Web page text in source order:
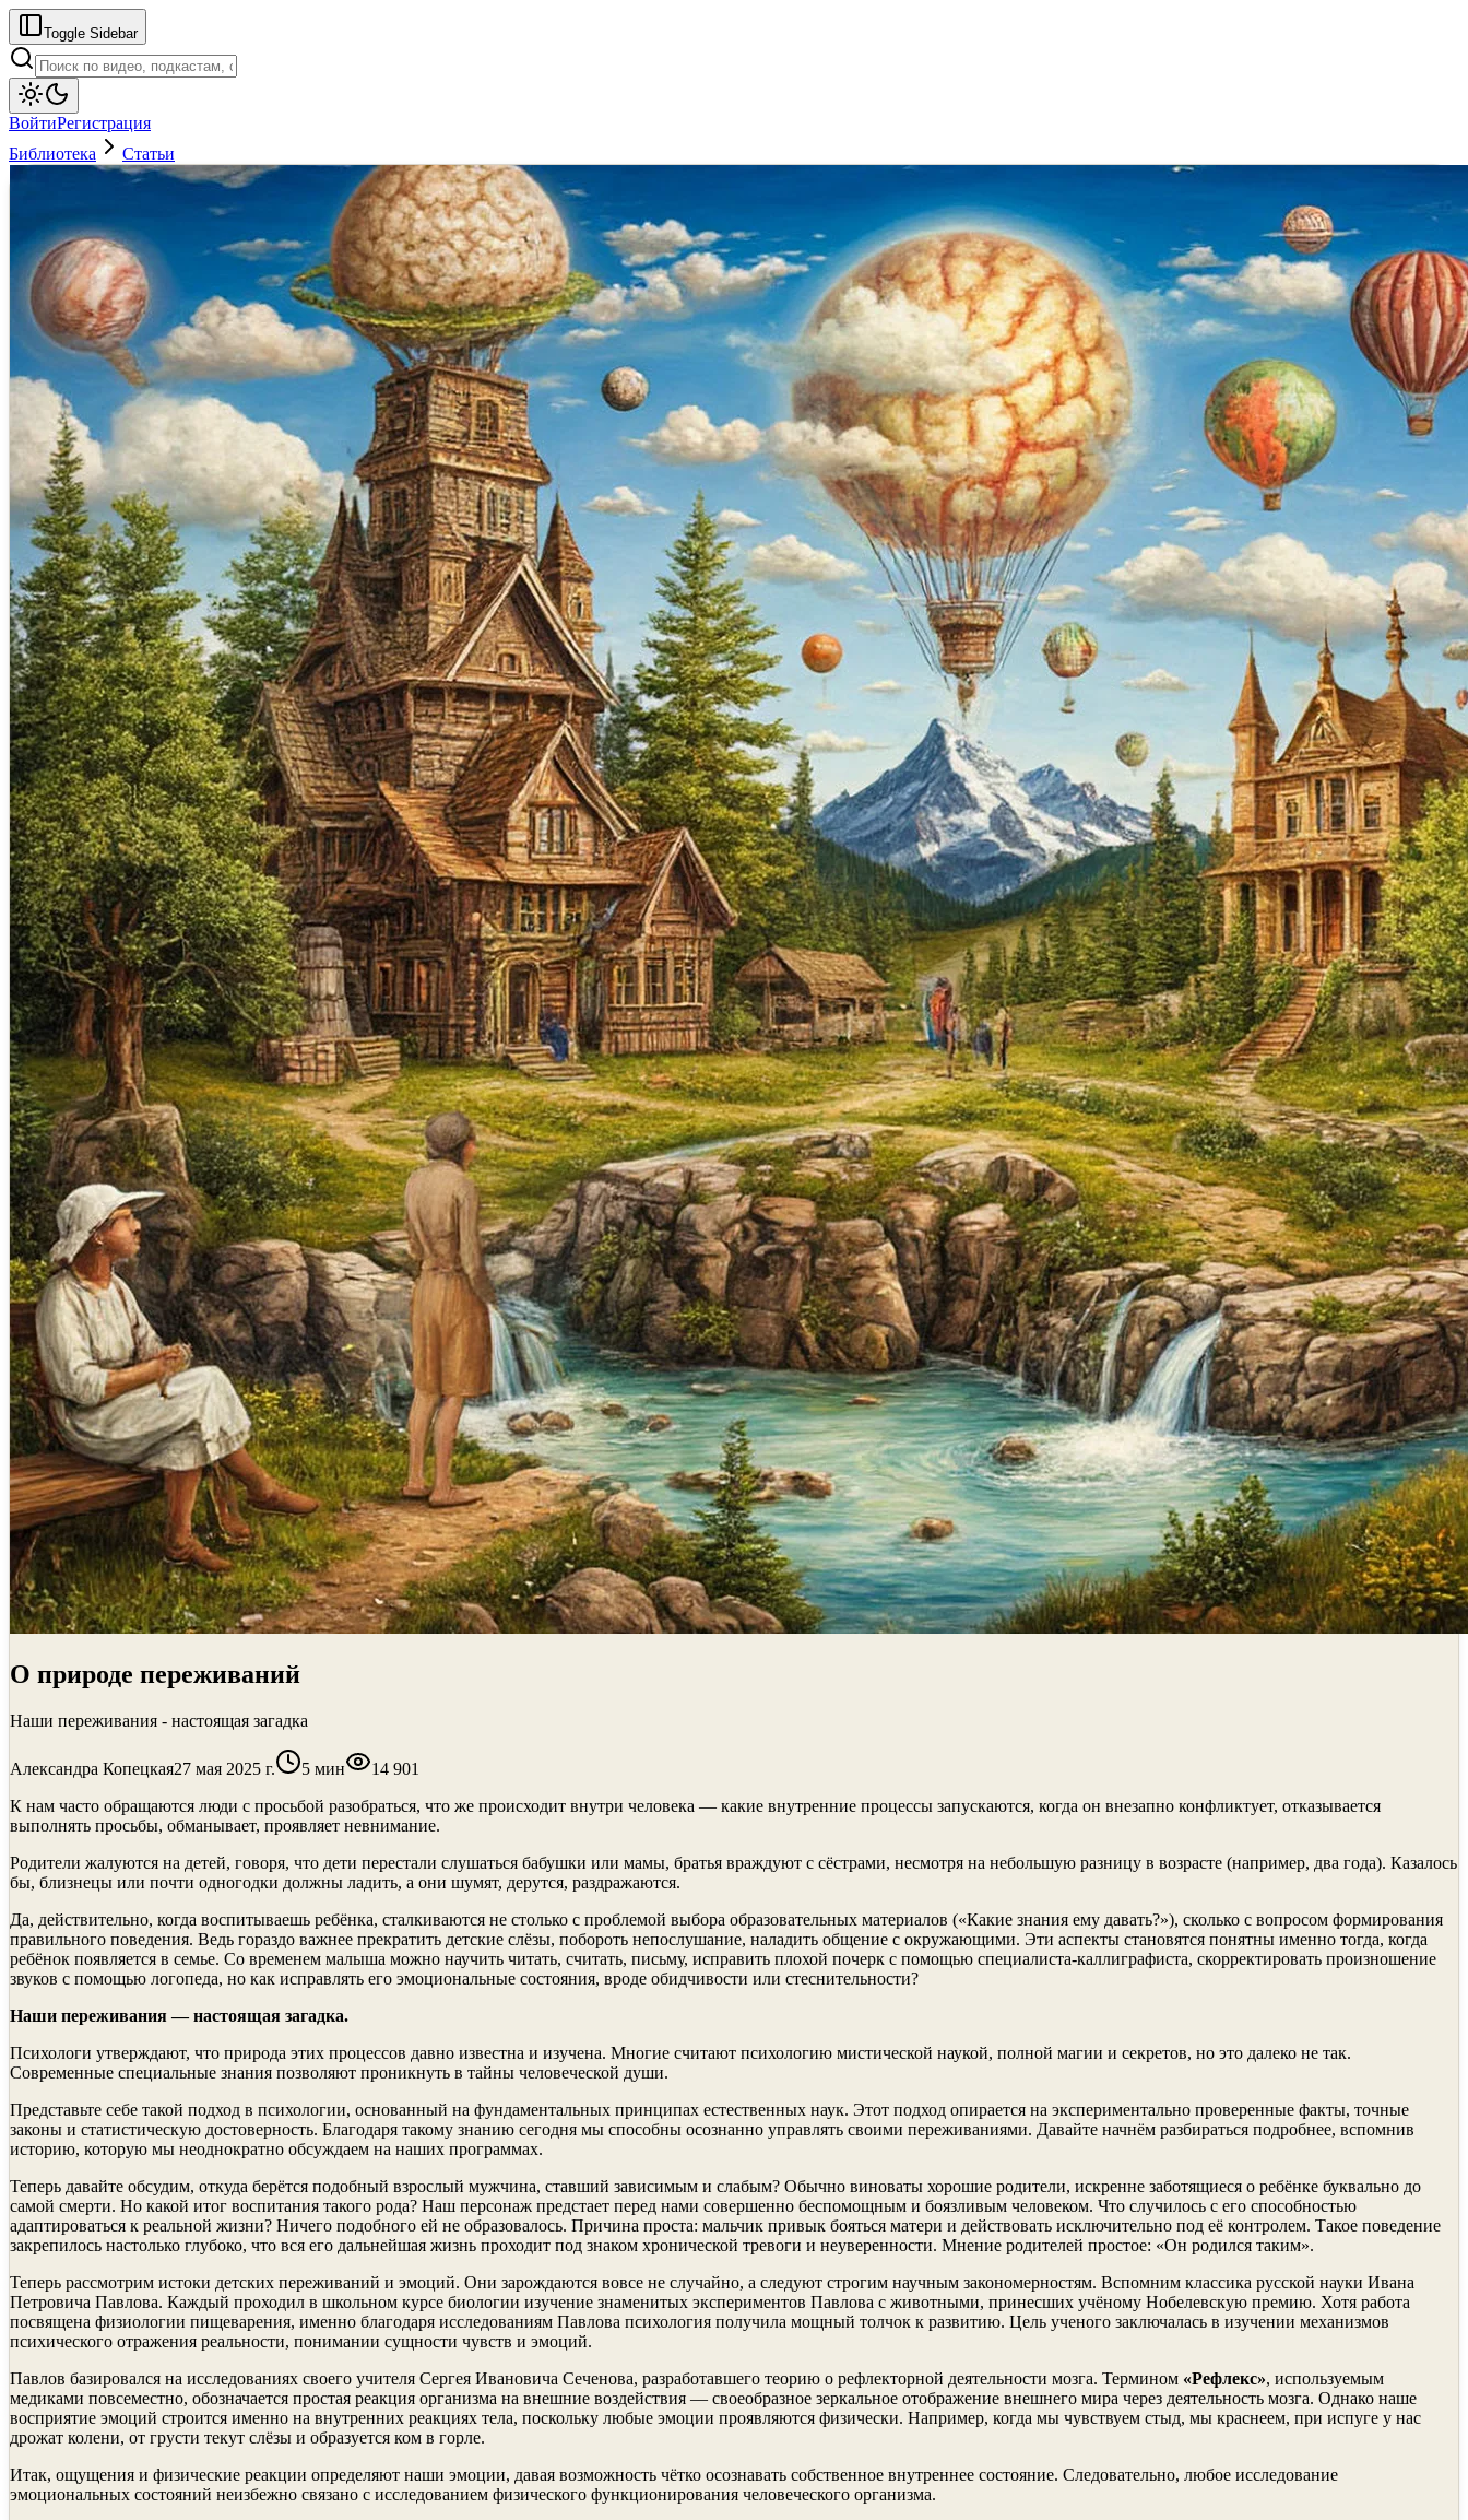
Toggle Sidebar
ВойтиРегистрация
Библиотека
Статьи
О природе переживаний
Наши переживания - настоящая загадка
Александра Копецкая27 мая 2025 г. 5 мин
14 901
К нам часто обращаются люди с просьбой разобраться, что же происходит внутри человека — какие внутренние процессы запускаются, когда он внезапно конфликтует, отказывается
выполнять просьбы, обманывает, проявляет невнимание.
Родители жалуются на детей, говоря, что дети перестали слушаться бабушки или мамы, братья враждуют с сёстрами, несмотря на небольшую разницу в возрасте (например, два года). Казалось
бы, близнецы или почти одногодки должны ладить, а они шумят, дерутся, раздражаются.
Да, действительно, когда воспитываешь ребёнка, сталкиваются не столько с проблемой выбора образовательных материалов («Какие знания ему давать?»), сколько с вопросом формирования
правильного поведения. Ведь гораздо важнее прекратить детские слёзы, побороть непослушание, наладить общение с окружающими. Эти аспекты становятся понятны именно тогда, когда
ребёнок появляется в семье. Со временем малыша можно научить читать, считать, письму, исправить плохой почерк с помощью специалиста-каллиграфиста, скорректировать произношение
звуков с помощью логопеда, но как исправлять его эмоциональные состояния, вроде обидчивости или стеснительности?
Наши переживания — настоящая загадка.
Психологи утверждают, что природа этих процессов давно известна и изучена. Многие считают психологию мистической наукой, полной магии и секретов, но это далеко не так.
Современные специальные знания позволяют проникнуть в тайны человеческой души.
Представьте себе такой подход в психологии, основанный на фундаментальных принципах естественных наук. Этот подход опирается на экспериментально проверенные факты, точные
законы и статистическую достоверность. Благодаря такому знанию сегодня мы способны осознанно управлять своими переживаниями. Давайте начнём разбираться подробнее, вспомнив
историю, которую мы неоднократно обсуждаем на наших программах.
Теперь давайте обсудим, откуда берётся подобный взрослый мужчина, ставший зависимым и слабым? Обычно виноваты хорошие родители, искренне заботящиеся о ребёнке буквально до
самой смерти. Но какой итог воспитания такого рода? Наш персонаж предстает перед нами совершенно беспомощным и боязливым человеком. Что случилось с его способностью
адаптироваться к реальной жизни? Ничего подобного ей не образовалось. Причина проста: мальчик привык бояться матери и действовать исключительно под её контролем. Такое поведение
закрепилось настолько глубоко, что вся его дальнейшая жизнь проходит под знаком хронической тревоги и неуверенности. Мнение родителей простое: «Он родился таким».
Теперь рассмотрим истоки детских переживаний и эмоций. Они зарождаются вовсе не случайно, а следуют строгим научным закономерностям. Вспомним классика русской науки Ивана
Петровича Павлова. Каждый проходил в школьном курсе биологии изучение знаменитых экспериментов Павлова с животными, принесших учёному Нобелевскую премию. Хотя работа
посвящена физиологии пищеварения, именно благодаря исследованиям Павлова психология получила мощный толчок к развитию. Цель ученого заключалась в изучении механизмов
психического отражения реальности, понимании сущности чувств и эмоций.
Павлов базировался на исследованиях своего учителя Сергея Ивановича Сеченова, разработавшего теорию о рефлекторной деятельности мозга. Термином «Рефлекс», используемым
медиками повсеместно, обозначается простая реакция организма на внешние воздействия — своеобразное зеркальное отображение внешнего мира через деятельность мозга. Однако наше
восприятие эмоций строится именно на внутренних реакциях тела, поскольку любые эмоции проявляются физически. Например, когда мы чувствуем стыд, мы краснеем, при испуге у нас
дрожат колени, от грусти текут слёзы и образуется ком в горле.
Итак, ощущения и физические реакции определяют наши эмоции, давая возможность чётко осознавать собственное внутреннее состояние. Следовательно, любое исследование
эмоциональных состояний неизбежно связано с исследованием физического функционирования человеческого организма.